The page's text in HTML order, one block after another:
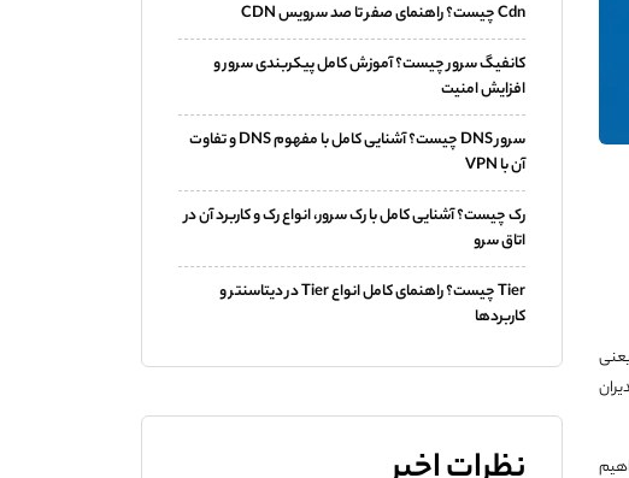
Cdn چیست؟ راهنمای صفر تا صد سرویس CDN
کانفیگ سرور چیست؟ آموزش کامل پیکربندی سرور و
افزایش امنیت
سرور DNS چیست؟ آشنایی کامل با مفهوم DNS و تفاوت
آن با VPN
رک چیست؟ آشنایی کامل با رک سرور، انواع رک و کاربرد آن در
اتاق سرو
Tier چیست؟ راهنمای کامل انواع Tier در دیتاسنتر و
کاربردها